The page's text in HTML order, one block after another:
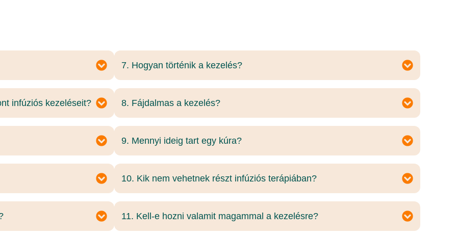
infúziós kezeléseit?
7. Hogyan történik a kezelés?
8. Fájdalmas a kezelés?
9. Mennyi ideig tart egy kúra?
10. Kik nem vehetnek részt infúziós terápiában?
11. Kell-e hozni valamit magammal a kezelésre?